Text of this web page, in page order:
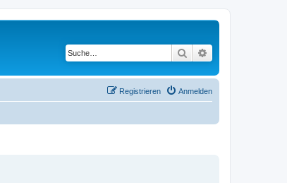
Suche
Anmelden
Registrieren